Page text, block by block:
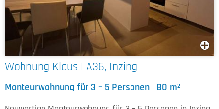
Wohnung Klaus | A36, Inzing
Monteurwohnung für 3 – 5 Personen | 80 m²